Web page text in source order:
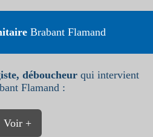
Brabant Flamand
déboucheurqui intervient
Flamand :
Voir +